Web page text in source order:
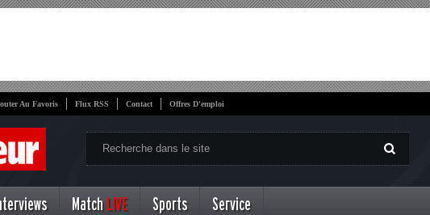
Au Favoris Flux RSS Contact Offres D'emploi
Match LIVE Sports Service